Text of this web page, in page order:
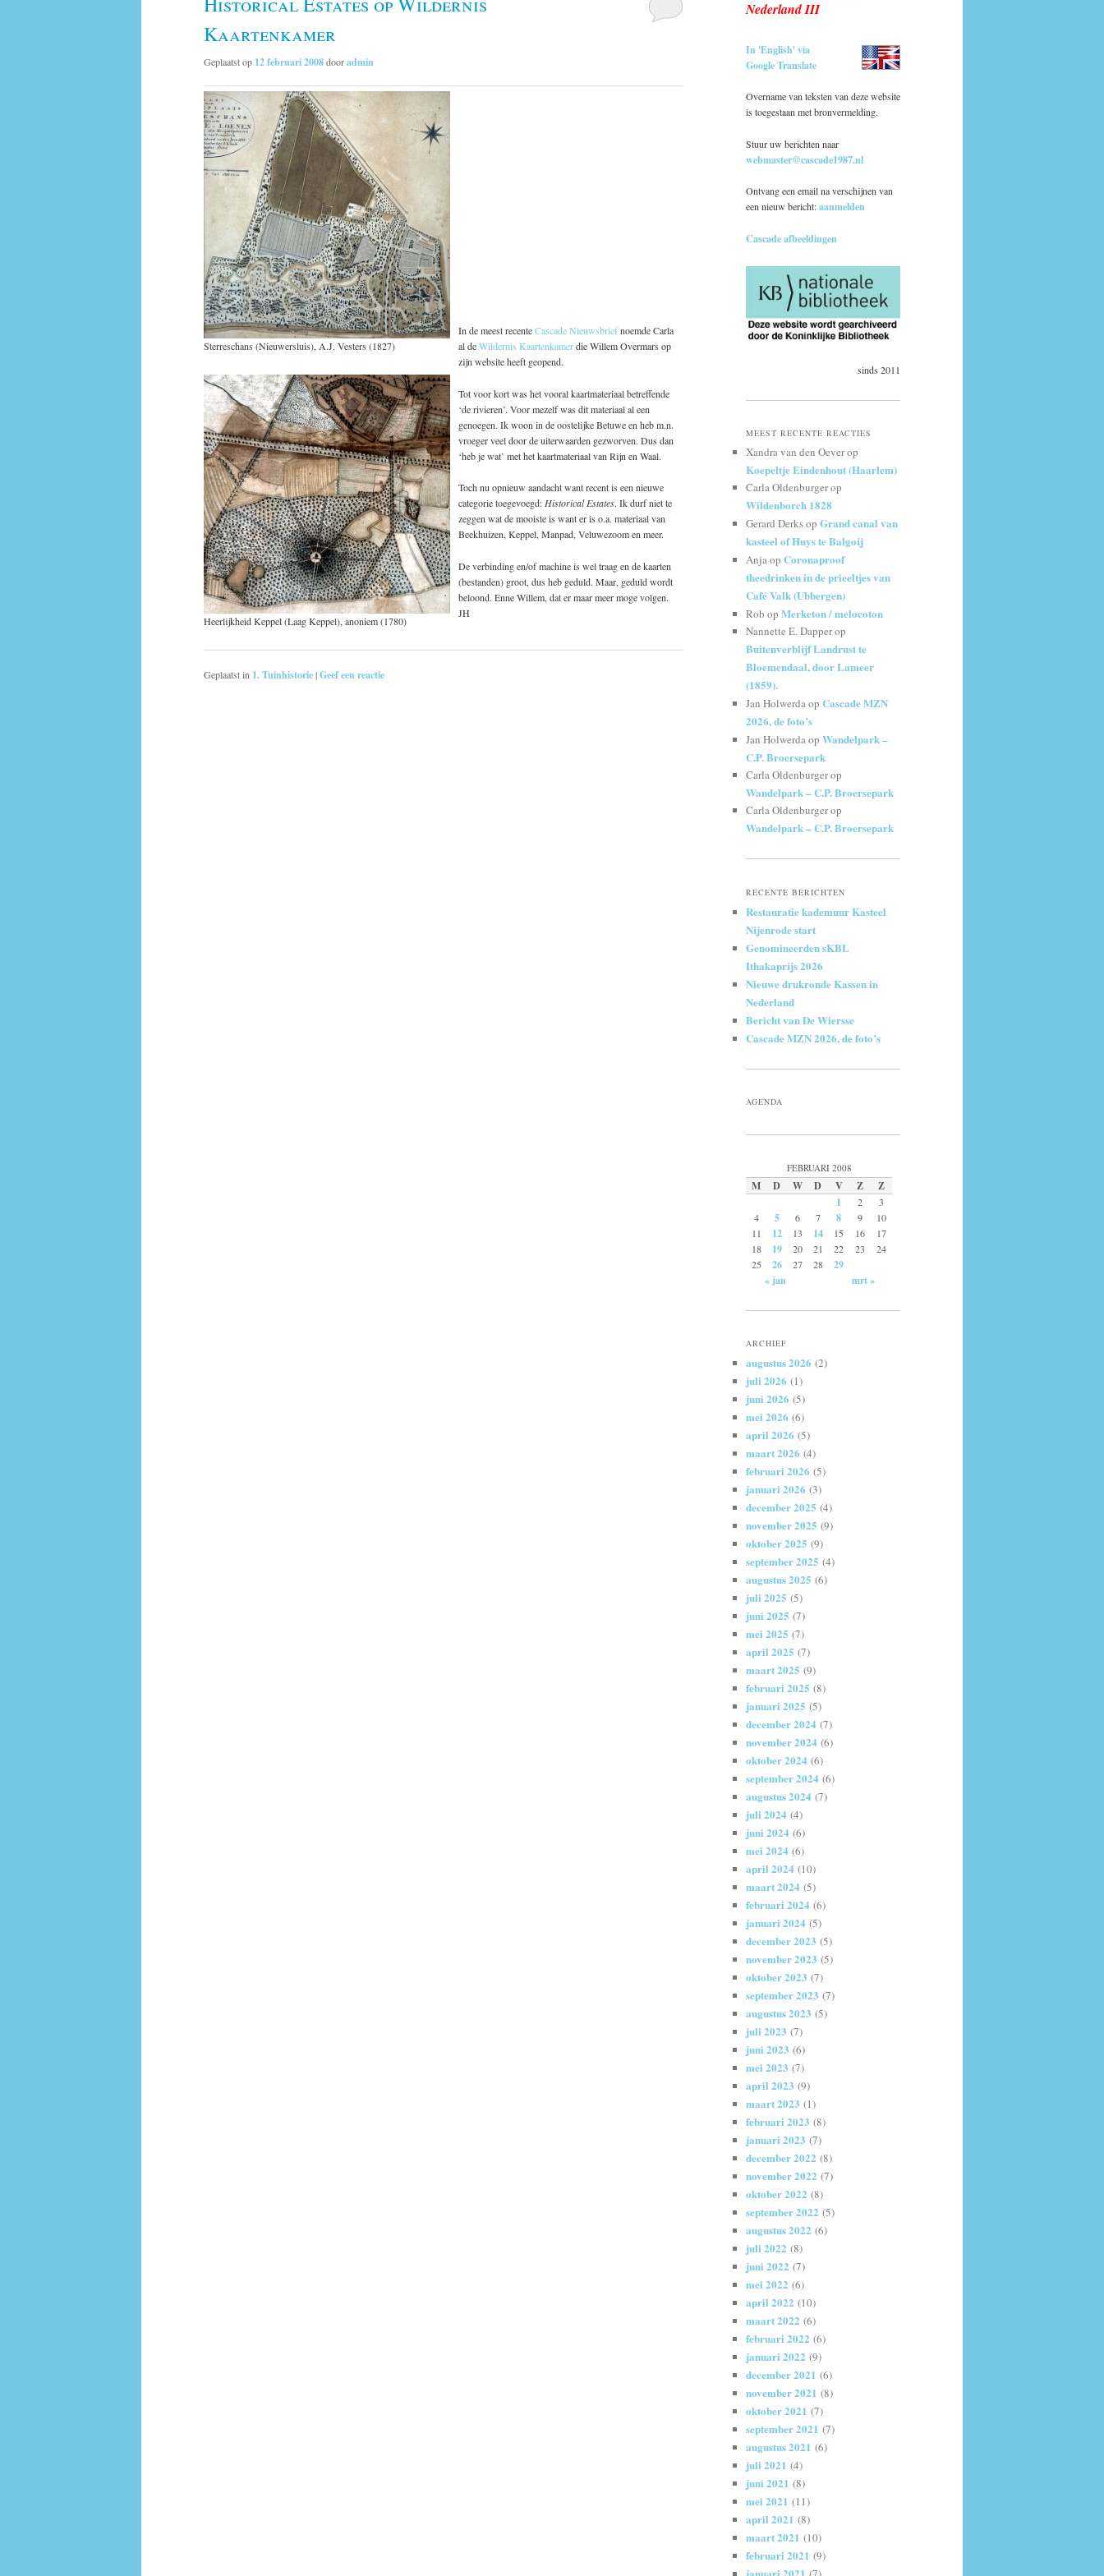
Kaartenkamer
Geplaatst op 12 februari 2008dooradmin
Sterreschans (Nieuwersluis), A.J. Vesters (1827)
Heerlijkheid Keppel (Laag Keppel), anoniem (1780)
In de meest recenteCascade Nieuwsbriefnoemde Carla
al deWildernis Kaartenkamerdie Willem Overmars op
zijn website heeft geopend.
Tot voor kort was het vooral kaartmateriaal betreffende
‘de rivieren’. Voor mezelf was dit materiaal al een
genoegen. Ik woon in de oostelijke Betuwe en heb m.n.
vroeger veel door de uiterwaarden gezworven. Dus dan
‘heb je wat’ met het kaartmateriaal van Rijn en Waal.
Toch nu opnieuw aandacht want recent is een nieuwe
categorie toegevoegd:Historical Estates. Ik durf niet te
zeggen wat de mooiste is want er is o.a. materiaal van
Beekhuizen, Keppel, Manpad, Veluwezoom en meer.
De verbinding en/of machine is wel traag en de kaarten
(bestanden) groot, dus heb geduld. Maar, geduld wordt
beloond. Enne Willem, dat er maar meer moge volgen.
JH
Geplaatst in 1. Tuinhistorie|Geef een reactie
Nederland III
In 'English' via
Google Translate
Overname van teksten van deze website
is toegestaan met bronvermelding.
Stuur uw berichten naar
webmaster@cascade1987.nl
Ontvang een email na verschijnen van
een nieuw bericht:aanmelden
Cascade afbeeldingen
sinds 2011
MEEST RECENTE REACTIES
Xandra van den Oeverop
Koepeltje Eindenhout (Haarlem)
Carla Oldenburgerop
Wildenborch 1828
Gerard Derksop Grand canal van
kasteel of Huys te Balgoij
Anjaop Coronaproof
theedrinken in de prieeltjes van
Café Valk (Ubbergen)
Rob op Merketon / melocoton
Nannette E. Dapperop
Buitenverblijf Landrust te
Bloemendaal, door Lameer
(1859).
Jan Holwerdaop Cascade MZN
2026, de foto’s
Jan Holwerdaop Wandelpark –
C.P. Broersepark
Carla Oldenburgerop
Wandelpark – C.P. Broersepark
Carla Oldenburgerop
Wandelpark – C.P. Broersepark
RECENTE BERICHTEN
Restauratie kademuur Kasteel
Nijenrode start
Genomineerden sKBL
Ithakaprijs 2026
Nieuwe drukronde Kassen in
Nederland
Bericht van De Wiersse
Cascade MZN 2026, de foto’s
AGENDA
FEBRUARI 2008
M D W D V Z
Z
1
2
3
4
5 6 7 8 9
10
11
12 13 14 15 16
17
18
19 20 21 22 23
24
25
26 27 28
29
« jan
mrt »
ARCHIEF
augustus 2026 (2)
juli 2026 (1)
juni 2026 (5)
mei 2026 (6)
april 2026 (5)
maart 2026 (4)
februari 2026 (5)
januari 2026 (3)
december 2025 (4)
november 2025 (9)
oktober 2025 (9)
september 2025 (4)
augustus 2025 (6)
juli 2025 (5)
juni 2025 (7)
mei 2025 (7)
april 2025 (7)
maart 2025 (9)
februari 2025 (8)
januari 2025 (5)
december 2024 (7)
november 2024 (6)
oktober 2024 (6)
september 2024 (6)
augustus 2024 (7)
juli 2024 (4)
juni 2024 (6)
mei 2024 (6)
april 2024 (10)
maart 2024 (5)
februari 2024 (6)
januari 2024 (5)
december 2023 (5)
november 2023 (5)
oktober 2023 (7)
september 2023 (7)
augustus 2023 (5)
juli 2023 (7)
juni 2023 (6)
mei 2023 (7)
april 2023 (9)
maart 2023 (1)
februari 2023 (8)
januari 2023 (7)
december 2022 (8)
november 2022 (7)
oktober 2022 (8)
september 2022 (5)
augustus 2022 (6)
juli 2022 (8)
juni 2022 (7)
mei 2022 (6)
april 2022 (10)
maart 2022 (6)
februari 2022 (6)
januari 2022 (9)
december 2021 (6)
november 2021 (8)
oktober 2021 (7)
september 2021 (7)
augustus 2021 (6)
juli 2021 (4)
juni 2021 (8)
mei 2021 (11)
april 2021 (8)
maart 2021 (10)
februari 2021 (9)